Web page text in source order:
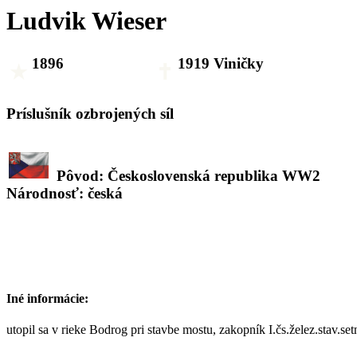
Ludvik Wieser
1896 1919 Viničky
Príslušník ozbrojených síl
Pôvod: Československá republika WW2
Národnosť: česká
Iné informácie:
utopil sa v rieke Bodrog pri stavbe mostu, zakopník